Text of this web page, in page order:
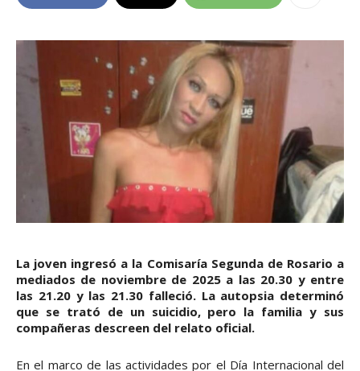
La joven ingresó a la Comisaría Segunda de Rosario a
mediados de noviembre de 2025 a las 20.30 y entre
las 21.20 y las 21.30 falleció. La autopsia determinó
que se trató de un suicidio, pero la familia y sus
compañeras descreen del relato oficial.
En el marco de las actividades por el Día Internacional del